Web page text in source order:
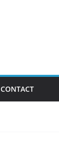
CONTACT